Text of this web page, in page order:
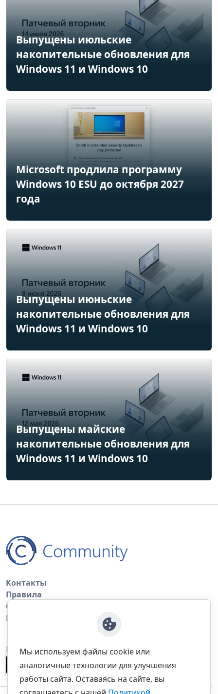
Выпущены июльские
накопительные обновления для
Windows 11 и Windows 10
Microsoft продлила программу
Windows 10 ESU до октября 2027
года
Выпущены июньские
накопительные обновления для
Windows 11 и Windows 10
Выпущены майские
накопительные обновления для
Windows 11 и Windows 10
Контакты
Правила
Обратная связь
Правила копирования материалов
Приложение
Мы используем файлы cookie или
аналогичные технологии для улучшения
работы сайта. Оставаясь на сайте, вы